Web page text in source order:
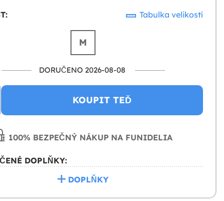
Tabulka velikostí
M
DORUČENO 2026-08-08
KOUPIT TEĎ
100% BEZPEČNÝ NÁKUP NA FUNIDELIA
DOPLŇKY:
DOPLŇKY